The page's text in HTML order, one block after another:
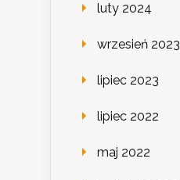
luty 2024
wrzesień 2023
lipiec 2023
lipiec 2022
maj 2022